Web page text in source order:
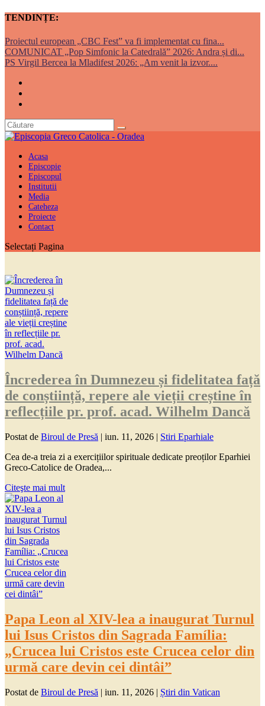
TENDINȚE:
Proiectul european „CBC Fest” va fi implementat cu fina...
COMUNICAT „Pop Simfonic la Catedrală” 2026: Andra și di...
PS Virgil Bercea la Mladifest 2026: „Am venit la izvor....
Acasa
Episcopie
Episcopul
Institutii
Media
Cateheza
Proiecte
Contact
Selectați Pagina
Încrederea în Dumnezeu și fidelitatea față
de conștiință, repere ale vieții creștine în
reflecțiile pr. prof. acad. Wilhelm Dancă
Postat de Biroul de Presă | iun. 11, 2026 | Stiri Eparhiale
Cea de-a treia zi a exercițiilor spirituale dedicate preoților Eparhiei
Greco-Catolice de Oradea,...
Citeşte mai mult
Papa Leon al XIV-lea a inaugurat Turnul
lui Isus Cristos din Sagrada Família:
„Crucea lui Cristos este Crucea celor din
urmă care devin cei dintâi”
Postat de Biroul de Presă | iun. 11, 2026 | Știri din Vatican